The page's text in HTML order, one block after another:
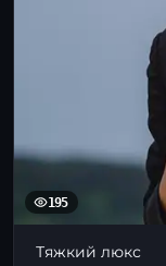
195
Тяжкий люкс